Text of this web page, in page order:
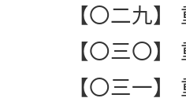
【〇二九
【〇三〇
【〇三一